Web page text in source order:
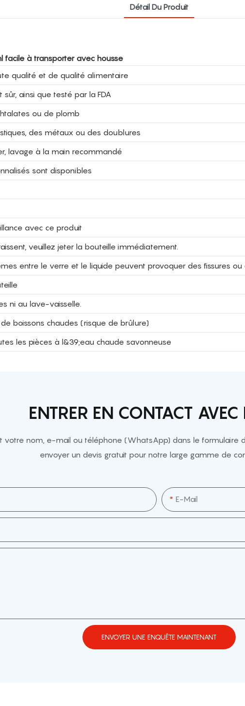
Détail Du Produit
facile à transporter avec housse
qualité et de qualité alimentaire
ainsi que testé par la FDA
ou de plomb
des métaux ou des doublures
lavage à la main recommandé
sont disponibles
avec ce produit
veuillez jeter la bouteille immédiatement.
entre le verre et le liquide peuvent provoquer des fissures
ni au lave-vaisselle.
boissons chaudes (risque de brûlure)
les pièces à l&39;eau chaude savonneuse
ENTRER EN CONTACT
votre nom, e-mail ou téléphone (WhatsApp) dans le formulaire
envoyer un devis gratuit pour notre large gamme de
E-Mail
ENVOYER UNE ENQUÊTE MAINTENANT